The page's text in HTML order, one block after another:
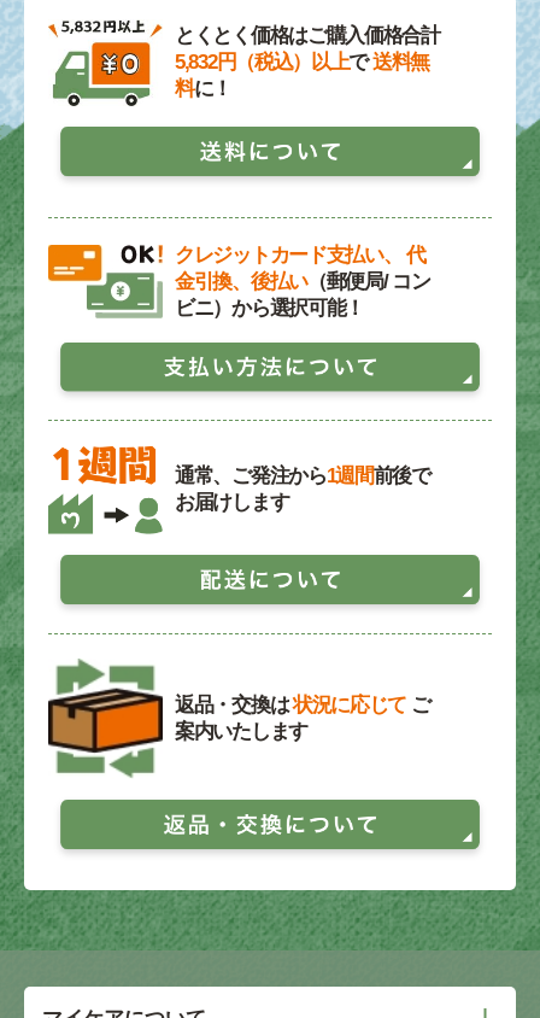
とくとく価格はご購入価格合計
5,832円（税込）以上で送料無
料に！
クレジットカード支払い、 代
金引換、後払い（郵便局/ コン
ビニ）から選択可能！
通常、ご発注から1週間前後で
お届けします
返品・交換は状況に応じて ご
案内いたします